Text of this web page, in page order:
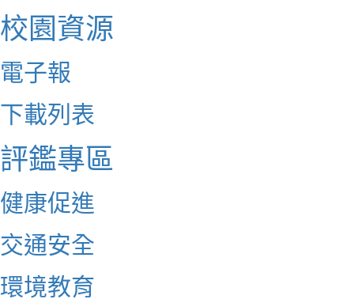
校園資源
電子報
下載列表
評鑑專區
健康促進
交通安全
環境教育